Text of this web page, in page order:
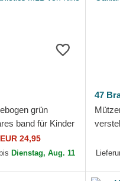
grün
band für Kinder
Structured der
EUR 24,95
Dienstag, Aug. 11
47
Mini